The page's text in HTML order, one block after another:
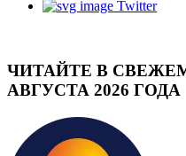
Twitter
ЧИТАЙТЕ В
АВГУСТА 2026 ГОДА